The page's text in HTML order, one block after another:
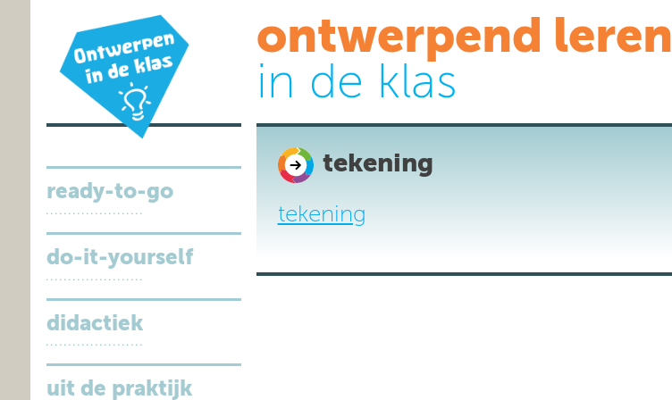
ontwerpend leren
in de klas
ready-to-go
do-it-yourself
didactiek
uit de praktijk
tekening
tekening